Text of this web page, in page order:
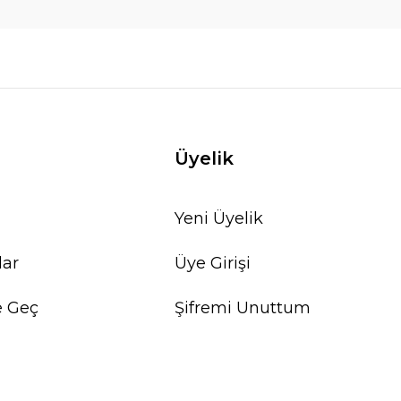
Geç
Üyelik
Yeni Üyelik
Üye Girişi
Şifremi Unuttum